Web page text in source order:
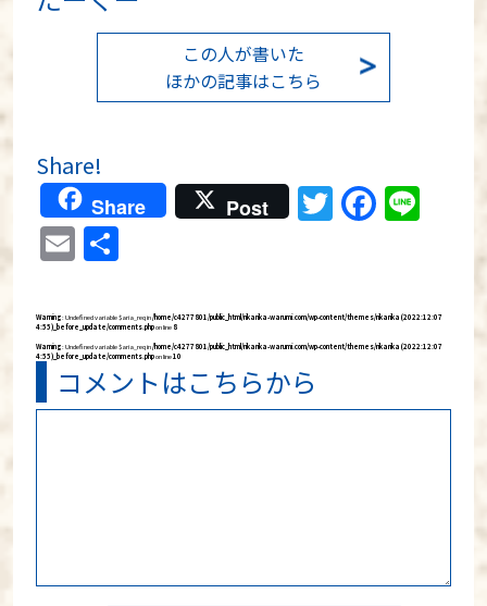
この人が書いた
ほかの記事はこちら
Share!
Share Post Twitter
Email
Warning: Undefined variable $aria_req in/home/c4277801/public_html/rikarika-warumi.com/wp-content/themes/rikarika (2022:12:07
4:55)_before_update/comments.phpon line 8
Warning: Undefined variable $aria_req in/home/c4277801/public_html/rikarika-warumi.com/wp-content/themes/rikarika (2022:12:07
4:55)_before_update/comments.phpon line10
コメントはこちらから